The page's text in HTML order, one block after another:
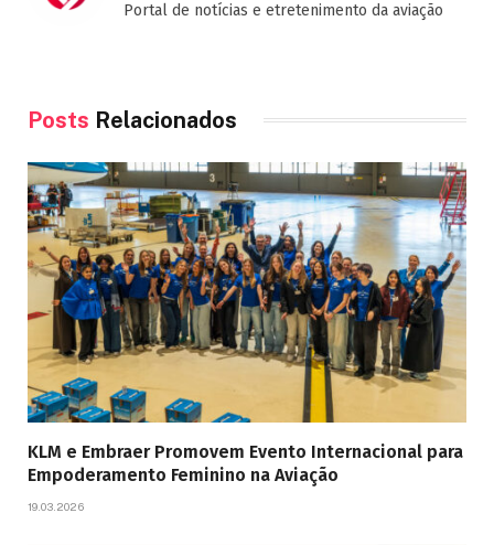
Portal de notícias e etretenimento da aviação
Posts Relacionados
KLM e Embraer Promovem Evento Internacional para
Empoderamento Feminino na Aviação
19.03.2026